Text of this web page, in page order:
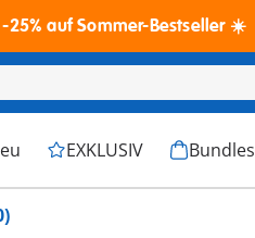
25% auf Sommer-Bestseller ☀️
EXKLUSIV Bundles